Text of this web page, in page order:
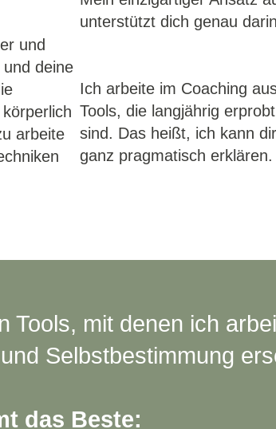
und
deine
arbeite
unterstützt dich genau
Ich arbeite im Coaching
Tools, die langjährig
sind. Das heißt, ich kann
ganz pragmatisch erklären.
mit denen ich
Selbstbestimmung
das Beste: